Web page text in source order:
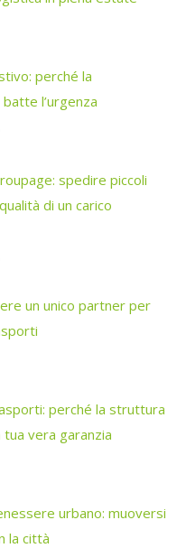
perché la
l’urgenza
spedire piccoli
di un carico
un unico partner per
perché la struttura
tua vera garanzia
urbano: muoversi
la città